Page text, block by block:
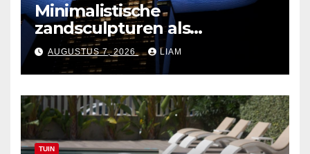
Minimalistische
zandsculpturen als
interieurdecoratie
AUGUSTUS 7, 2026 LIAM
TUIN